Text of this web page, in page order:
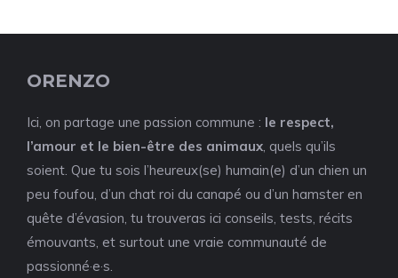
ORENZO
Ici, on partage une passion commune : le respect,
l’amour et le bien-être des animaux, quels qu’ils
soient. Que tu sois l’heureux(se) humain(e) d’un chien un
peu foufou, d’un chat roi du canapé ou d’un hamster en
quête d’évasion, tu trouveras ici conseils, tests, récits
émouvants, et surtout une vraie communauté de
passionné·e·s.